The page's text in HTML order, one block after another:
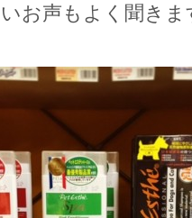
お声もよく聞きま